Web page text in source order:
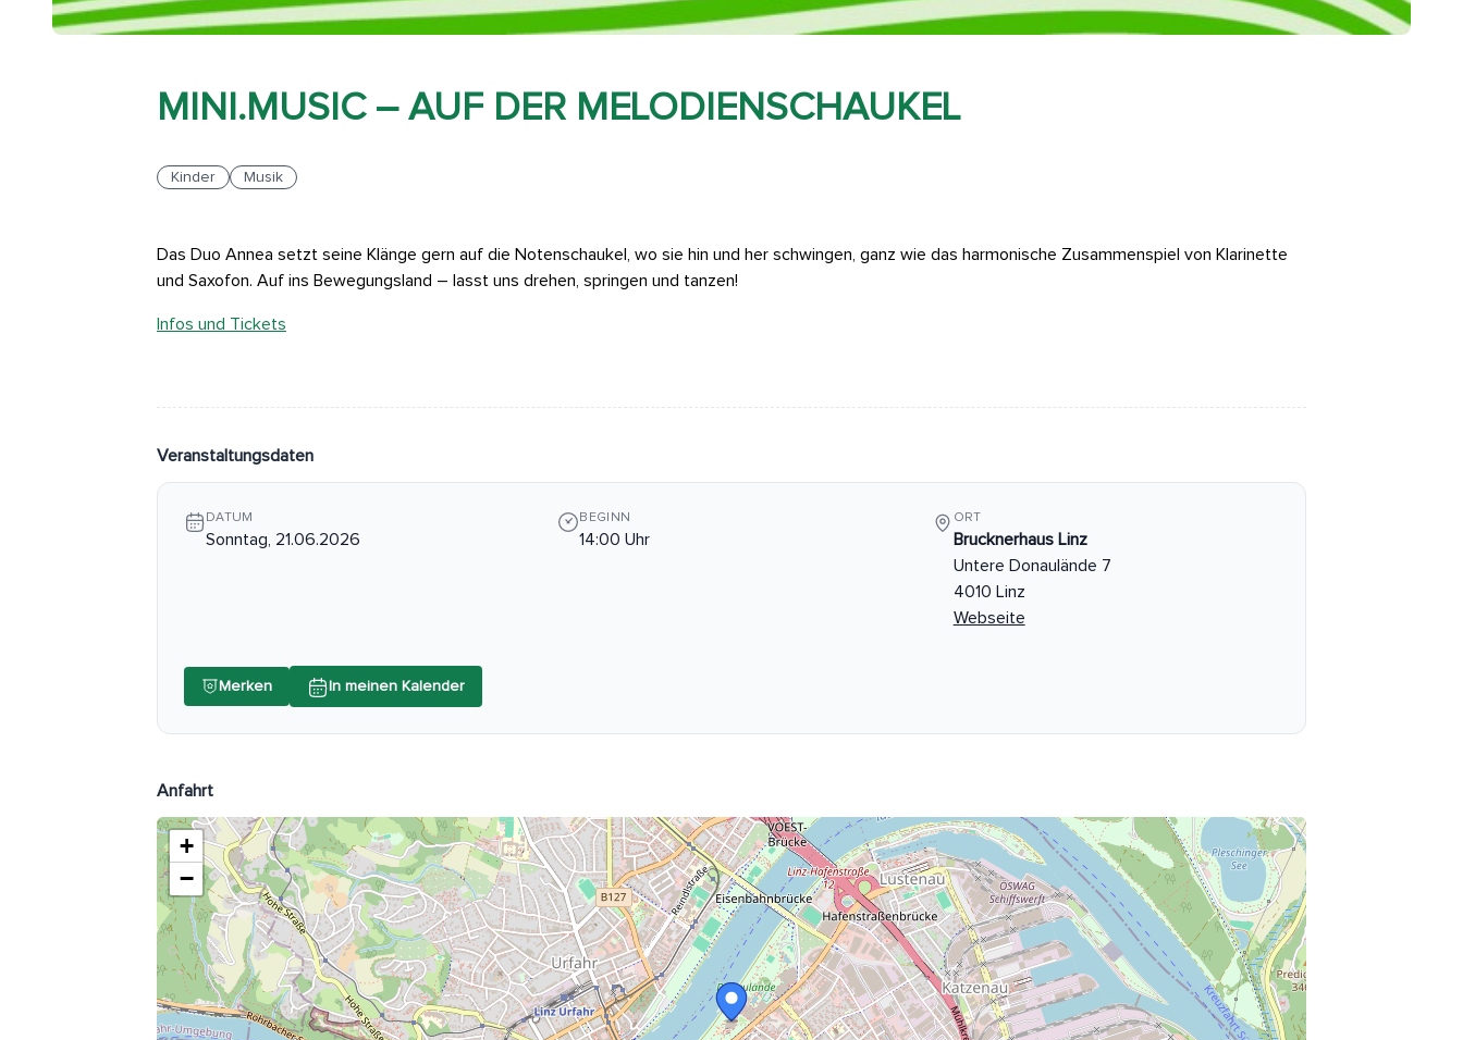
MINI.MUSIC – AUF DER MELODIENSCHAUKEL
Kinder Musik
Das Duo Annea setzt seine Klänge gern auf die Notenschaukel, wo sie hin und her schwingen, ganz wie das harmonische Zusammenspiel von Klarinette
und Saxofon. Auf ins Bewegungsland – lasst uns drehen, springen und tanzen!
Infos und Tickets
Veranstaltungsdaten
DATUM
Sonntag, 21.06.2026
BEGINN
14:00 Uhr
ORT
Brucknerhaus Linz
Untere Donaulände 7
4010 Linz
Webseite
Merken In meinen Kalender
Anfahrt
+
−